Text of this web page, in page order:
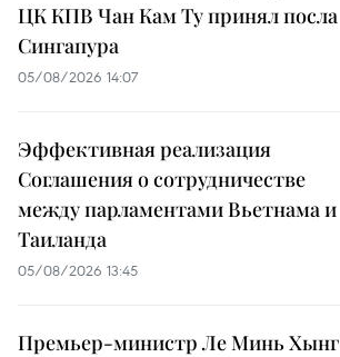
ЦК КПВ Чан Кам Ту принял посла
Сингапура
05/08/2026 14:07
Эффективная реализация
Соглашения о сотрудничестве
между парламентами Вьетнама и
Таиланда
05/08/2026 13:45
Премьер-министр Ле Минь Хынг